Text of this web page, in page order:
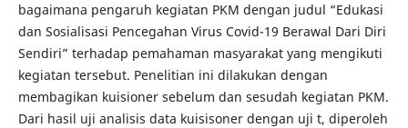
bagaimana pengaruh kegiatan PKM dengan judul “Edukasi
dan Sosialisasi Pencegahan Virus Covid-19 Berawal Dari Diri
Sendiri” terhadap pemahaman masyarakat yang mengikuti
kegiatan tersebut. Penelitian ini dilakukan dengan
membagikan kuisioner sebelum dan sesudah kegiatan PKM.
Dari hasil uji analisis data kuisisoner dengan uji t, diperoleh